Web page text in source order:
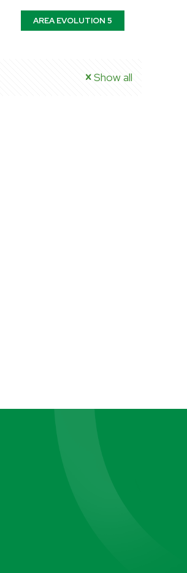
AREA EVOLUTION 5
Show all